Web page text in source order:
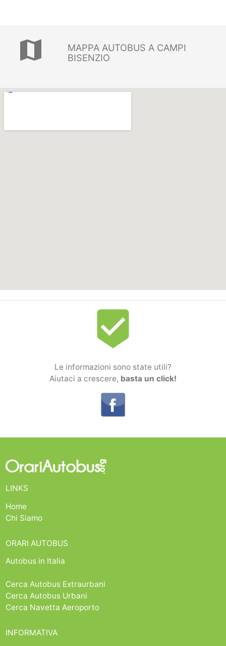
map
MAPPA AUTOBUS A CAMPI
BISENZIO
beenhere
Le informazioni sono state utili?
Aiutaci a crescere, basta un click!
LINKS
Home
Chi Siamo
ORARI AUTOBUS
Autobus in Italia
Cerca Autobus Extraurbani
Cerca Autobus Urbani
Cerca Navetta Aeroporto
INFORMATIVA